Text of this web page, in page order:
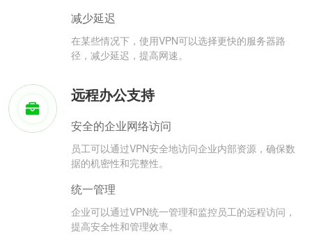
减少延迟
在某些情况下，使用VPN可以选择更快的服务器路
径，减少延迟，提高网速。
远程办公支持
安全的企业网络访问
员工可以通过VPN安全地访问企业内部资源，确保数
据的机密性和完整性。
统一管理
企业可以通过VPN统一管理和监控员工的远程访问，
提高安全性和管理效率。